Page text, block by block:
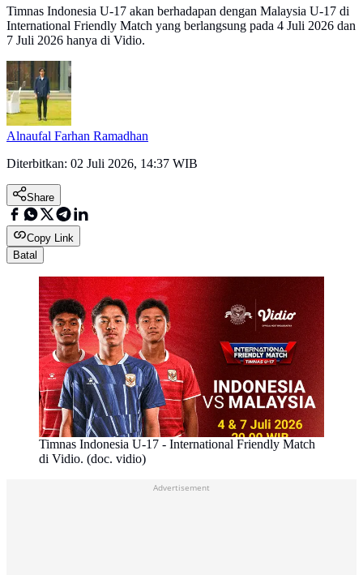
Timnas Indonesia U-17 akan berhadapan dengan Malaysia U-17 di
International Friendly Match yang berlangsung pada 4 Juli 2026 dan
7 Juli 2026 hanya di Vidio.
Alnaufal Farhan Ramadhan
Diterbitkan: 02 Juli 2026, 14:37 WIB
Share
Copy Link
Batal
Timnas Indonesia U-17 - International Friendly Match
di Vidio. (doc. vidio)
Advertisement